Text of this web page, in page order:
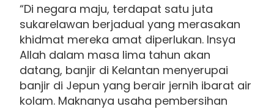
“Di negara maju, terdapat satu juta
sukarelawan berjadual yang merasakan
khidmat mereka amat diperlukan. Insya
Allah dalam masa lima tahun akan
datang, banjir di Kelantan menyerupai
banjir di Jepun yang berair jernih ibarat air
kolam. Maknanya usaha pembersihan